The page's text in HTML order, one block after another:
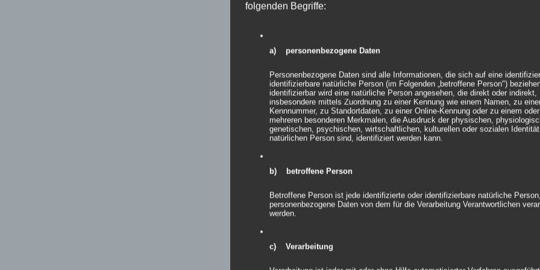
Um das Wandern der
Outdoorbereich
Die Technikplattform
mit XLR-Kabel
in der Farbe Weiß. Alle
Netzanschluss betrieben.
Material
Die Hüllen sind aus
entsprechende
Strahlwinkel
folgenden Begriffe:
a) personenbezogene Daten
Personenbezogene Daten sind alle Informationen, die sich auf eine
identifizierbare natürliche Person (im Folgenden „betroffene Person")
identifizierbar wird eine natürliche Person angesehen, die direkt oder indirekt,
insbesondere mittels Zuordnung zu einer Kennung wie einem Namen, zu
Kennnummer, zu Standortdaten, zu einer Online-Kennung oder zu einem oder
mehreren besonderen Merkmalen, die Ausdruck der physischen,
genetischen, psychischen, wirtschaftlichen, kulturellen oder sozialen
natürlichen Person sind, identifiziert werden kann.
b) betroffene Person
Betroffene Person ist jede identifizierte oder identifizierbare natürliche
personenbezogene Daten von dem für die Verarbeitung Verantwortlichen
werden.
c) Verarbeitung